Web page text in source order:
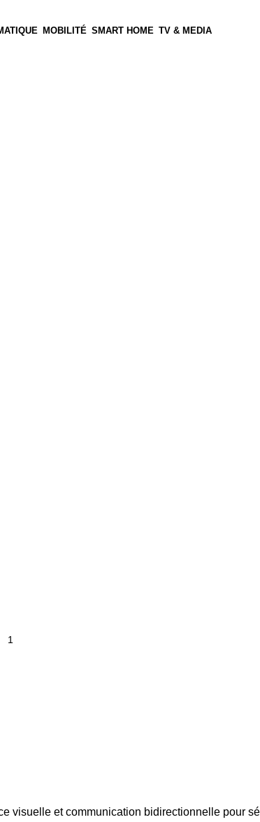
MOBILITÉ SMART HOME TV & MEDIA
et communication bidirectionnelle pour